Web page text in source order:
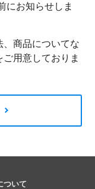
にお知らせしま
商品についてな
用意しておりま
ついて